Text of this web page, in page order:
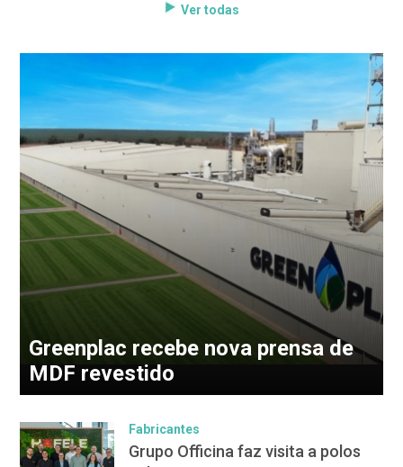
Ver todas
Greenplac recebe nova prensa de
MDF revestido
Fabricantes
Grupo Officina faz visita a polos